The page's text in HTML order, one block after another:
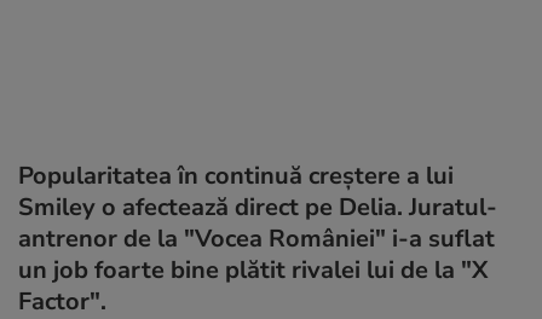
Popularitatea în continuă creștere a lui
Smiley o afectează direct pe Delia. Juratul-
antrenor de la "Vocea României" i-a suflat
un job foarte bine plătit rivalei lui de la "X
Factor".